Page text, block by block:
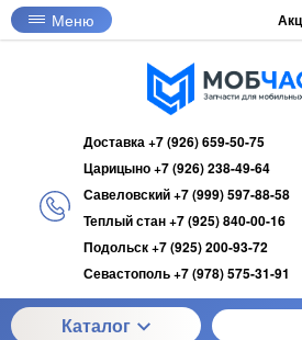
Меню
Доставка +7 (926) 659-50-75
Царицыно +7 (926) 238-49-64
Савеловский +7 (999) 597-88-58
Теплый стан +7 (925) 840-00-16
Подольск +7 (925) 200-93-72
Севастополь +7 (978) 575-31-91
Каталог